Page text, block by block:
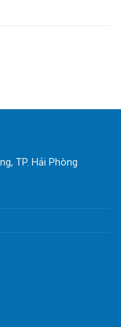
TP. Hải Phòng